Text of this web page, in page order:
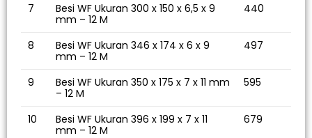
7
Besi WF Ukuran 300 x 150 x 6,5 x 9
mm – 12 M
440
8
Besi WF Ukuran 346 x 174 x 6 x 9
mm – 12 M
497
9
Besi WF Ukuran 350 x 175 x 7 x 11 mm
– 12 M
595
10
Besi WF Ukuran 396 x 199 x 7 x 11
mm – 12 M
679